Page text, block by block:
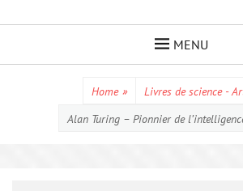
MENU
Home » Livres de science -
Alan Turing – Pionnier de